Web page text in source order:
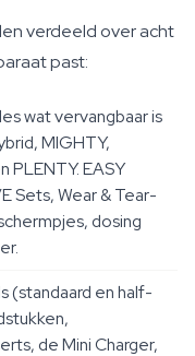
verdeeld over acht
past:
wat vervangbaar is
MIGHTY,
PLENTY. EASY
Sets, Wear & Tear-
dosing
(standaard en half-
de Mini Charger,